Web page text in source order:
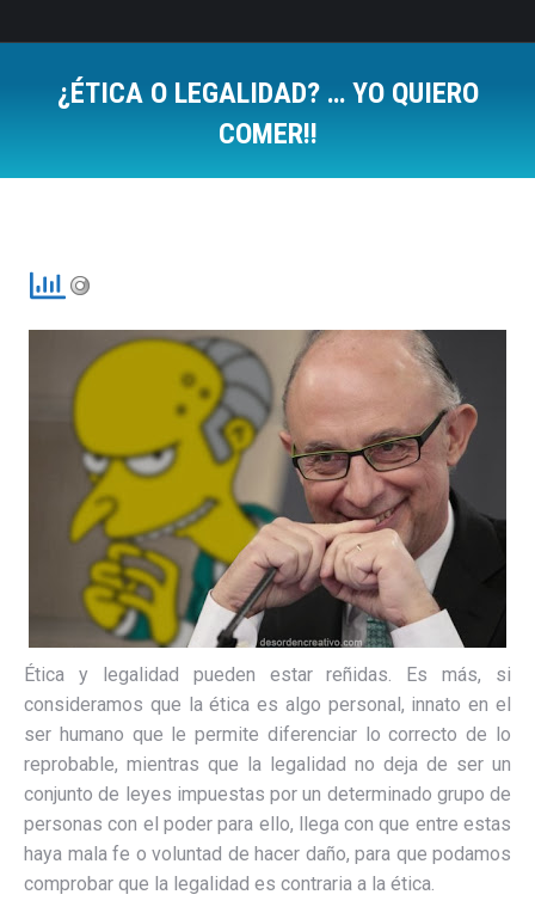
¿ÉTICA O LEGALIDAD? … YO QUIERO
COMER!!
Ética y legalidad pueden estar reñidas. Es más, si
consideramos que la ética es algo personal, innato en el
ser humano que le permite diferenciar lo correcto de lo
reprobable, mientras que la legalidad no deja de ser un
conjunto de leyes impuestas por un determinado grupo de
personas con el poder para ello, llega con que entre estas
haya mala fe o voluntad de hacer daño, para que podamos
comprobar que la legalidad es contraria a la ética.